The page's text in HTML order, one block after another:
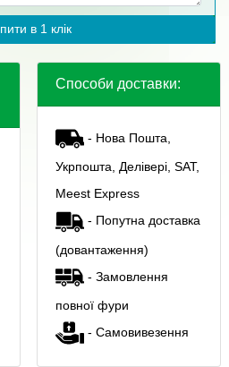
в 1 клік
Способи доставки:
- Нова Пошта,
Укрпошта, Делівері, SAT,
Meest Express
- Попутна доставка
(довантаження)
- Замовлення
повної фури
- Самовивезення